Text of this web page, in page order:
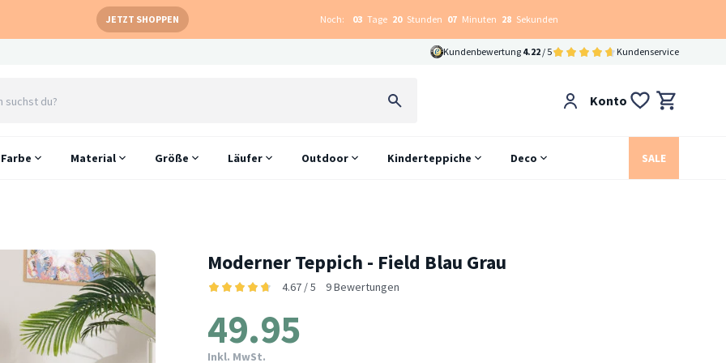
JETZT SHOPPEN Noch: 03 Tage 20 Stunden 07 Minuten 27 Sekunden
Kundenbewertung 4.22 / 5 Kundenservice
Konto
Farbe Material Größe Läufer Outdoor Kinderteppiche Deco SALE
Moderner Teppich - Field Blau Grau
4.67 / 5 9 Bewertungen
49.95
Inkl. MwSt.